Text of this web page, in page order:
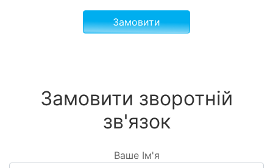
Замовити
Замовити зворотній
зв'язок
Ваше Ім'я